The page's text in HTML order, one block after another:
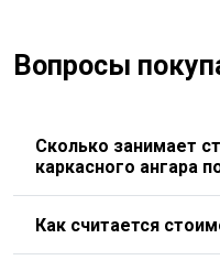
Вопросы
Сколько занимает
каркасного ангара
Как считается